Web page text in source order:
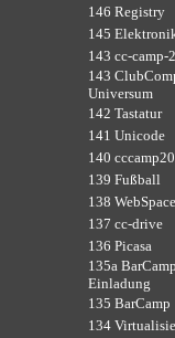
146 Registry
145
143 cc-camp-
143
Universum
142 Tastatur
141 Unicode
140
139 Fußball
138 WebSpace
137 cc-drive
136 Picasa
135a BarCamp
Einladung
135 BarCamp
134